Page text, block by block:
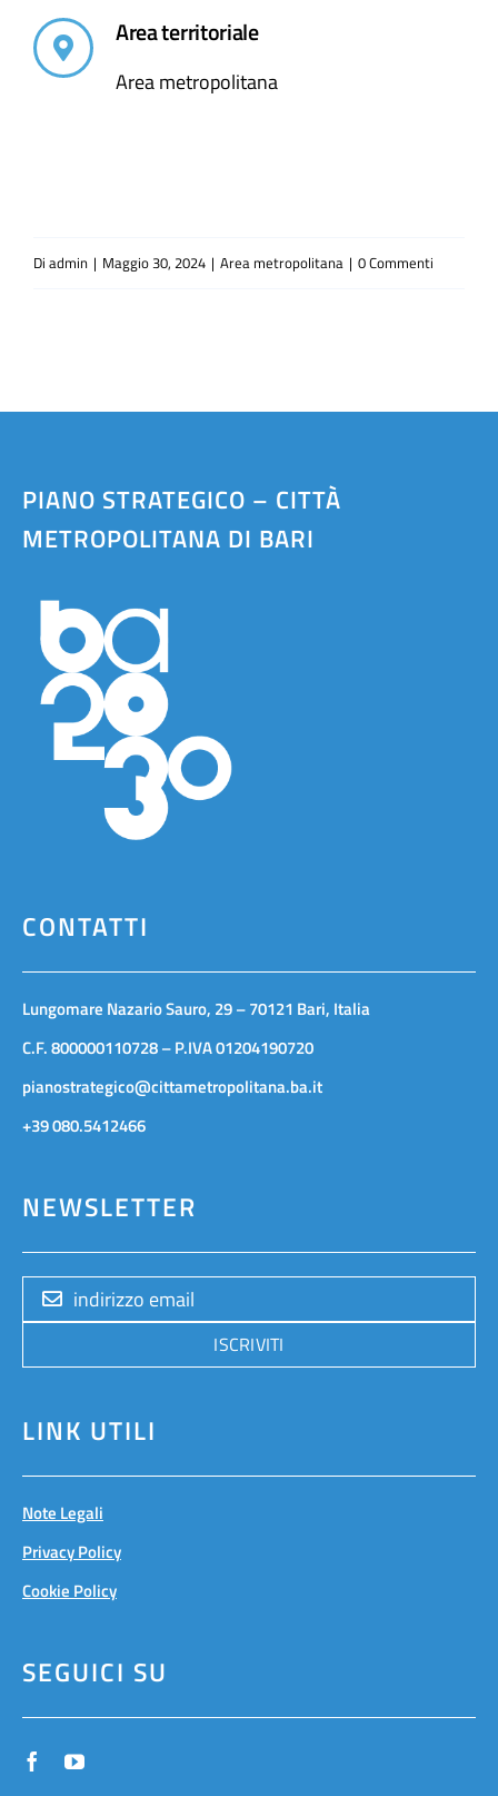
Area territoriale
Area metropolitana
Di admin | Maggio 30, 2024 | Area metropolitana | 0 Commenti
PIANO STRATEGICO – CITTÀ
METROPOLITANA DI BARI
CONTATTI
Lungomare Nazario Sauro, 29 – 70121 Bari, Italia
C.F. 800000110728 – P.IVA 01204190720
pianostrategico@cittametropolitana.ba.it
+39 080.5412466
NEWSLETTER
ISCRIVITI
LINK UTILI
Note Legali
Privacy Policy
Cookie Policy
SEGUICI SU